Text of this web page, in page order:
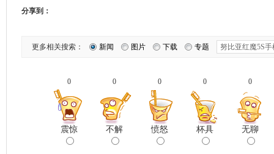
分享到：
更多相关搜索： 新闻 图片 下载 专题
0
震惊
0
不解
0
愤怒
0
杯具
0
无聊